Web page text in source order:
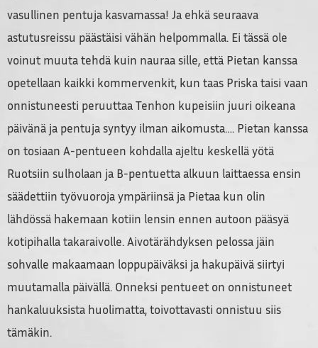
vasullinen pentuja kasvamassa! Ja ehkä seuraava
astutusreissu päästäisi vähän helpommalla. Ei tässä ole
voinut muuta tehdä kuin nauraa sille, että Pietan kanssa
opetellaan kaikki kommervenkit, kun taas Priska taisi vaan
onnistuneesti peruuttaa Tenhon kupeisiin juuri oikeana
päivänä ja pentuja syntyy ilman aikomusta…. Pietan kanssa
on tosiaan A-pentueen kohdalla ajeltu keskellä yötä
Ruotsiin sulholaan ja B-pentuetta alkuun laittaessa ensin
säädettiin työvuoroja ympäriinsä ja Pietaa kun olin
lähdössä hakemaan kotiin lensin ennen autoon pääsyä
kotipihalla takaraivolle. Aivotärähdyksen pelossa jäin
sohvalle makaamaan loppupäiväksi ja hakupäivä siirtyi
muutamalla päivällä. Onneksi pentueet on onnistuneet
hankaluuksista huolimatta, toivottavasti onnistuu siis
tämäkin.